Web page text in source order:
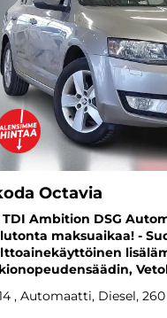
Octavia
TDI Ambition DSG
maksuaikaa! -
, Automaatti, Diesel,